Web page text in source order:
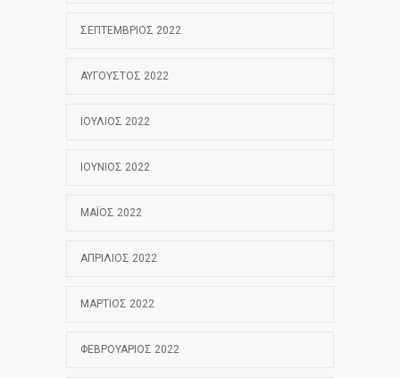
ΣΕΠΤΈΜΒΡΙΟΣ 2022
ΑΎΓΟΥΣΤΟΣ 2022
ΙΟΎΛΙΟΣ 2022
ΙΟΎΝΙΟΣ 2022
ΜΆΙΟΣ 2022
ΑΠΡΊΛΙΟΣ 2022
ΜΆΡΤΙΟΣ 2022
ΦΕΒΡΟΥΆΡΙΟΣ 2022